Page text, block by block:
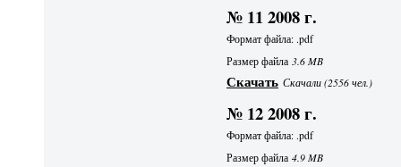
№ 11 2008 г.
Формат файла: .pdf
Размер файла 3.6 MB
Скачать Скачали (2556 чел.)
№ 12 2008 г.
Формат файла: .pdf
Размер файла4.9 MB